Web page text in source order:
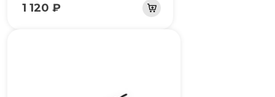
1 120 ₽